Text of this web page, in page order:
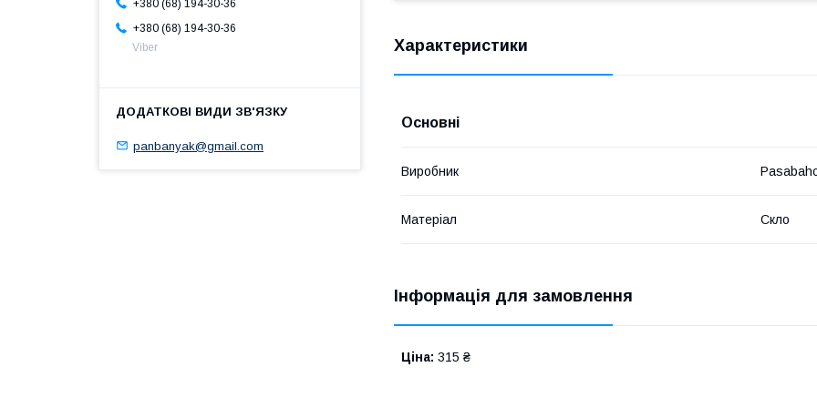
Характеристики
Основні
Виробник
Матеріал Скло
Інформація для замовлення
Ціна: 315 ₴
+380 (68) 194-30-36
+380 (68) 194-30-36
Viber
panbanyak@gmail.com